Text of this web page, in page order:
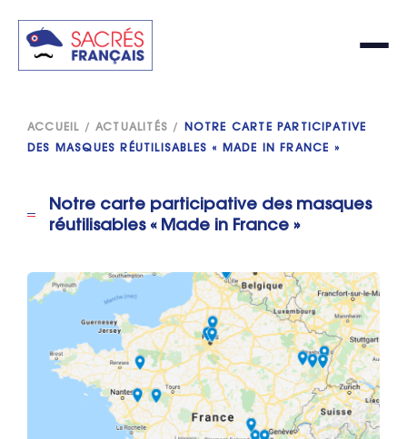
ACCUEIL /ACTUALITÉS / NOTRE CARTE PARTICIPATIVE
DES MASQUES RÉUTILISABLES « MADE IN FRANCE »
Notre carte participative des masques
réutilisables « Made in France »